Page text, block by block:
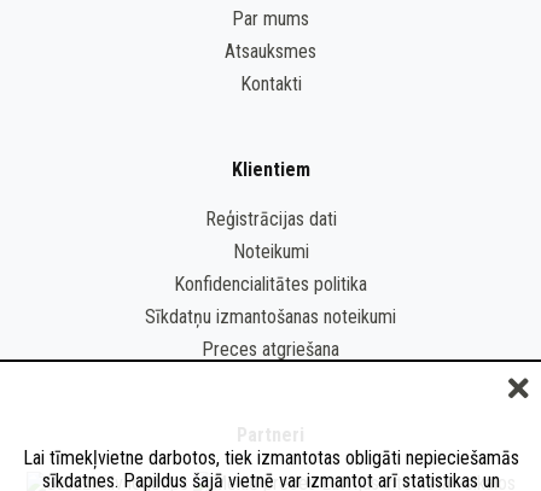
Par mums
Atsauksmes
Kontakti
Klientiem
Reģistrācijas dati
Noteikumi
Konfidencialitātes politika
Sīkdatņu izmantošanas noteikumi
Preces atgriešana
Lai tīmekļvietne darbotos, tiek izmantotas obligāti nepieciešamās
sīkdatnes. Papildus šajā vietnē var izmantot arī statistikas un